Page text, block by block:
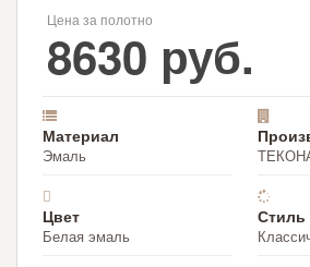
Цена за полотно
8630 руб.
Материал
Эмаль
Цвет
Белая эмаль
Стиль